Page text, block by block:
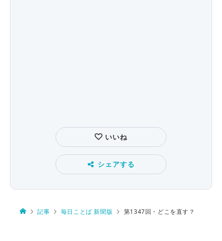
いいね
シェアする
記事 毎日ことば 新聞版 第1347回・どこを直す？